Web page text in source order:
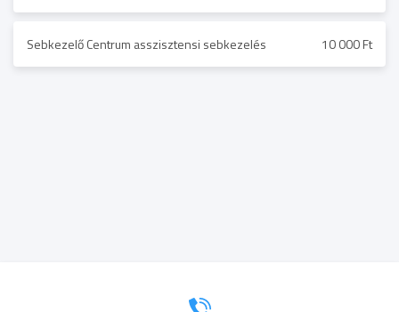
Sebkezelő Centrum asszisztensi sebkezelés 10 000 Ft